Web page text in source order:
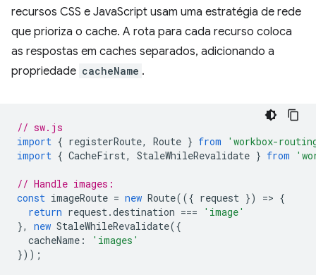
recursos CSS e JavaScript usam uma estratégia de rede
que prioriza o cache. A rota para cada recurso coloca
as respostas em caches separados, adicionando a
propriedade cacheName .
// sw.js
import { registerRoute, Route } from
'workbox-
import { CacheFirst, StaleWhileRevalidate } from
// Handle images:
const imageRoute = new Route(({ request }) => {
return request.destination ===
'image'
},
new StaleWhileRevalidate({
cacheName :
'images'
}));